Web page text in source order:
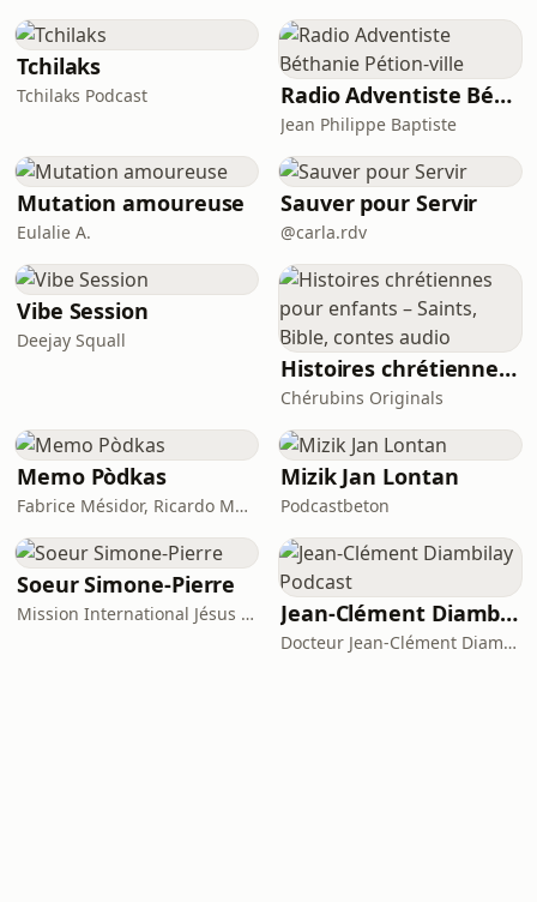
Tchilaks
Tchilaks Podcast Radio Adventiste Béthanie Pétion-ville
Jean Philippe Baptiste
Mutation amoureuse
Eulalie A.
Sauver pour Servir
@carla.rdv
Vibe Session
Deejay Squall
Histoires chrétiennes pour enfants – Saints, Bible, contes audio
Chérubins Originals
Memo Pòdkas
Fabrice Mésidor, Ricardo Molière
Mizik Jan Lontan
Podcastbeton
Soeur Simone-Pierre
Mission International Jésus qui Guérit Jean-Clément Diambilay Podcast
Docteur Jean-Clément Diambilay